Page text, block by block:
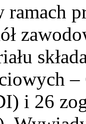
ramach
i 26